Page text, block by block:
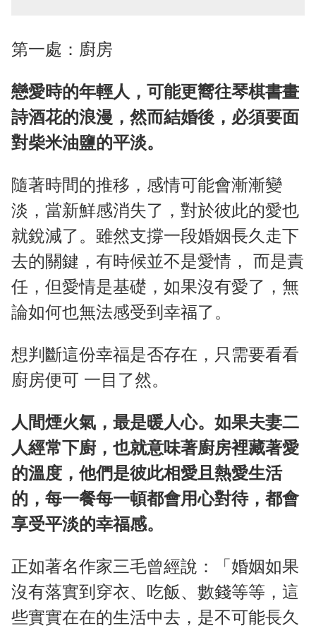
第一處：廚房
戀愛時的年輕人，可能更嚮往琴棋書畫
詩酒花的浪漫，然而結婚後，必須要面
對柴米油鹽的平淡。
隨著時間的推移，感情可能會漸漸變
淡，當新鮮感消失了，對於彼此的愛也
就銳減了。雖然支撐一段婚姻長久走下
去的關鍵，有時候並不是愛情， 而是責
任，但愛情是基礎，如果沒有愛了，無
論如何也無法感受到幸福了。
想判斷這份幸福是否存在，只需要看看
廚房便可 一目了然。
人間煙火氣，最是暖人心。如果夫妻二
人經常下廚，也就意味著廚房裡藏著愛
的溫度，他們是彼此相愛且熱愛生活
的，每一餐每一頓都會用心對待，都會
享受平淡的幸福感。
正如著名作家三毛曾經說：「婚姻如果
沒有落實到穿衣、吃飯、數錢等等，這
些實實在在的生活中去，是不可能長久